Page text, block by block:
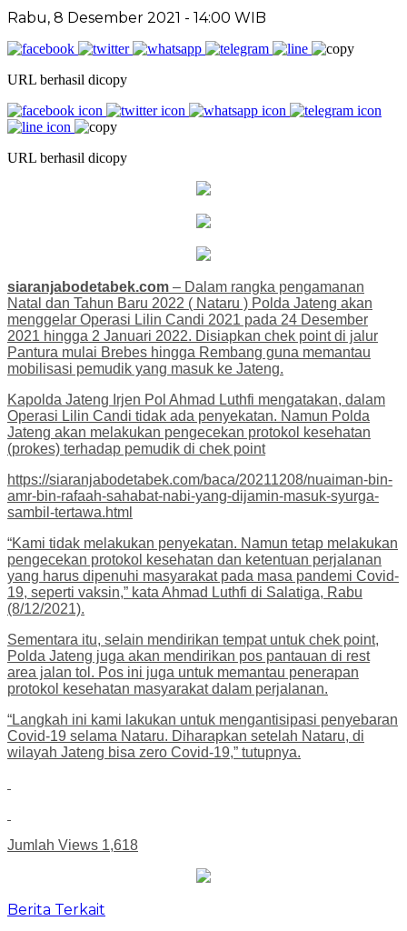
Rabu, 8 Desember 2021 - 14:00 WIB
URL berhasil dicopy
URL berhasil dicopy
siaranjabodetabek.com – Dalam rangka pengamanan
Natal dan Tahun Baru 2022 ( Nataru ) Polda Jateng akan
menggelar Operasi Lilin Candi 2021 pada 24 Desember
2021 hingga 2 Januari 2022. Disiapkan chek point di jalur
Pantura mulai Brebes hingga Rembang guna memantau
mobilisasi pemudik yang masuk ke Jateng.
Kapolda Jateng Irjen Pol Ahmad Luthfi mengatakan, dalam
Operasi Lilin Candi tidak ada penyekatan. Namun Polda
Jateng akan melakukan pengecekan protokol kesehatan
(prokes) terhadap pemudik di chek point
https://siaranjabodetabek.com/baca/20211208/nuaiman-bin-
amr-bin-rafaah-sahabat-nabi-yang-dijamin-masuk-syurga-
sambil-tertawa.html
“Kami tidak melakukan penyekatan. Namun tetap melakukan
pengecekan protokol kesehatan dan ketentuan perjalanan
yang harus dipenuhi masyarakat pada masa pandemi Covid-
19, seperti vaksin,” kata Ahmad Luthfi di Salatiga, Rabu
(8/12/2021).
Sementara itu, selain mendirikan tempat untuk chek point,
Polda Jateng juga akan mendirikan pos pantauan di rest
area jalan tol. Pos ini juga untuk memantau penerapan
protokol kesehatan masyarakat dalam perjalanan.
“Langkah ini kami lakukan untuk mengantisipasi penyebaran
Covid-19 selama Nataru. Diharapkan setelah Nataru, di
wilayah Jateng bisa zero Covid-19,” tutupnya.
Jumlah Views 1,618
Berita Terkait